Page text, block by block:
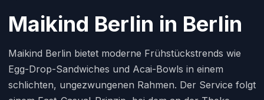
Maikind Berlin in Berlin
Maikind Berlin bietet moderne Frühstückstrends wie
Egg-Drop-Sandwiches und Acai-Bowls in einem
schlichten, ungezwungenen Rahmen. Der Service folgt